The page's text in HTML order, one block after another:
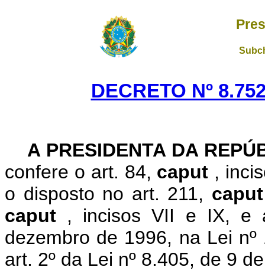
DECRETO Nº
A PRESIDENTA DA
confere o art. 84, caput ,
o disposto no art. 211,
caput , incisos VII e IX, e
dezembro de 1996, na Lei
art. 2º da Lei nº 8.405, de 9